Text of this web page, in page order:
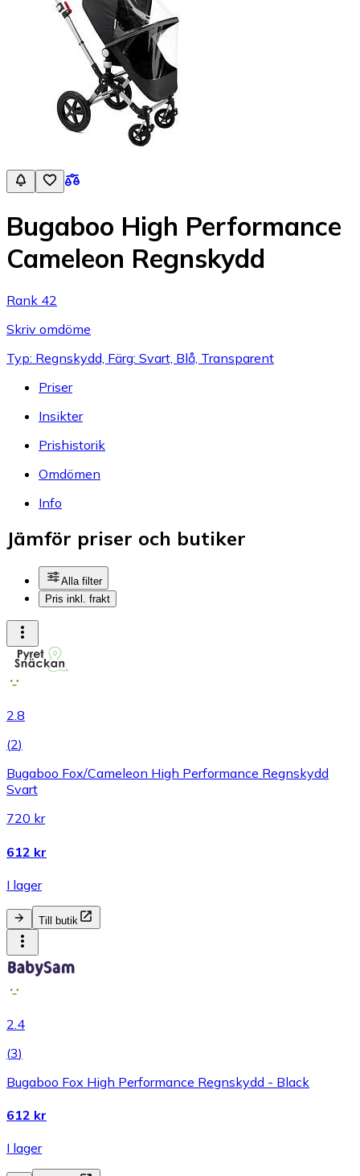
Bugaboo High Performance
Cameleon Regnskydd
Rank 42
Skriv omdöme
Typ: Regnskydd, Färg: Svart, Blå, Transparent
Priser
Insikter
Prishistorik
Omdömen
Info
Jämför priser och butiker
Alla filter
Pris inkl. frakt
2.8
(2)
Bugaboo Fox/Cameleon High Performance Regnskydd
Svart
720 kr
612 kr
I lager
Till butik
2.4
(3)
Bugaboo Fox High Performance Regnskydd - Black
612 kr
I lager